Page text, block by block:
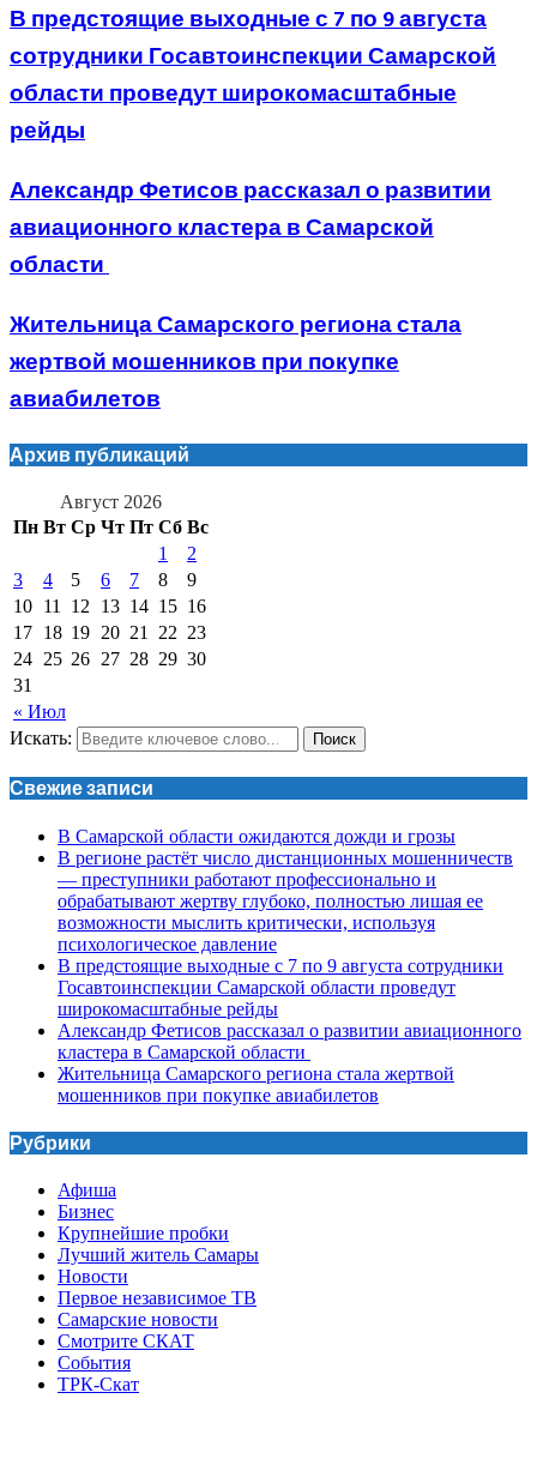
В предстоящие выходные с 7 по 9 августа
сотрудники Госавтоинспекции Самарской
области проведут широкомасштабные
рейды
Александр Фетисов рассказал о развитии
авиационного кластера в Самарской
области
Жительница Самарского региона стала
жертвой мошенников при покупке
авиабилетов
Архив публикаций
Август 2026
Пн Вт Ср Чт Пт Сб Вс
« Июл
1
2
3
4 5 6 7 8
9
10 11 12 13 14 15 16
17 18 19 20 21 22 23
24 25 26 27 28 29 30
31
Искать: Поиск
Свежие записи
В Самарской области ожидаются дожди и грозы
В регионе растёт число дистанционных мошенничеств
— преступники работают профессионально и
обрабатывают жертву глубоко, полностью лишая ее
возможности мыслить критически, используя
психологическое давление
В предстоящие выходные с 7 по 9 августа сотрудники
Госавтоинспекции Самарской области проведут
широкомасштабные рейды
Александр Фетисов рассказал о развитии авиационного
кластера в Самарской области
Жительница Самарского региона стала жертвой
мошенников при покупке авиабилетов
Рубрики
Афиша
Бизнес
Крупнейшие пробки
Лучший житель Самары
Новости
Первое независимое ТВ
Самарские новости
Смотрите СКАТ
События
ТРК-Скат